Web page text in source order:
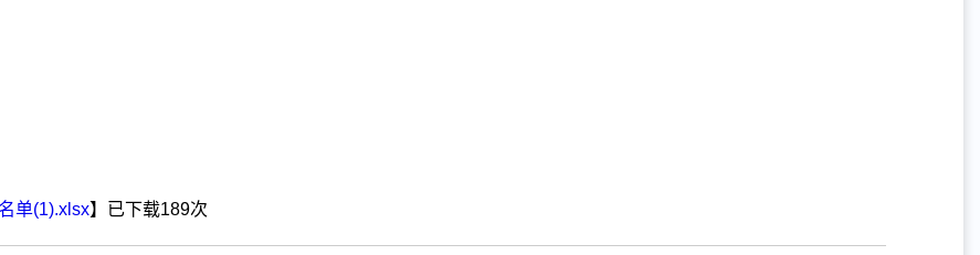
单(1).xlsx】已下载189次